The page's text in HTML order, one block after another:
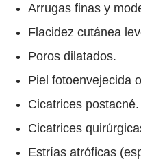
Arrugas finas y
Flacidez cutánea
Poros dilatados.
Piel fotoenvejecida
Cicatrices postacné.
Cicatrices
Estrías atróficas